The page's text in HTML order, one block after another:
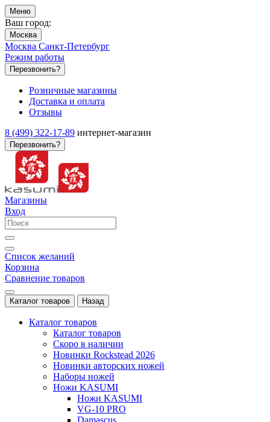
Меню
Ваш город:
Москва
Москва Санкт-Петербург
Режим работы
Перезвонить?
Розничные магазины
Доставка и оплата
Отзывы
8 (499) 322-17-89 интернет-магазин
Перезвонить?
Магазины
Вход
Список желаний
Корзина
Сравнение товаров
Каталог товаров Назад
Каталог товаров
Каталог товаров
Скоро в наличии
Новинки Rockstead 2026
Новинки авторских ножей
Наборы ножей
Ножи KASUMI
Ножи KASUMI
VG-10 PRO
Damascus